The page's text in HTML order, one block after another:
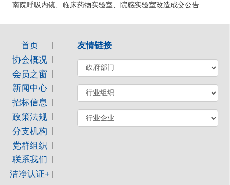
南院呼吸内镜、临床药物实验室、院感实验室改造成交公告
首页
协会概况
会员之窗
新闻中心
招标信息
政策法规
分支机构
党群组织
联系我们
洁净认证+
友情链接